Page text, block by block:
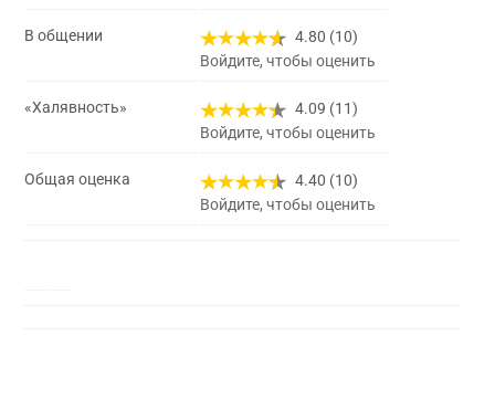
В общении
4.80 (10)
Войдите, чтобы оценить
«Халявность»
4.09 (11)
Войдите, чтобы оценить
Общая оценка
4.40 (10)
Войдите, чтобы оценить